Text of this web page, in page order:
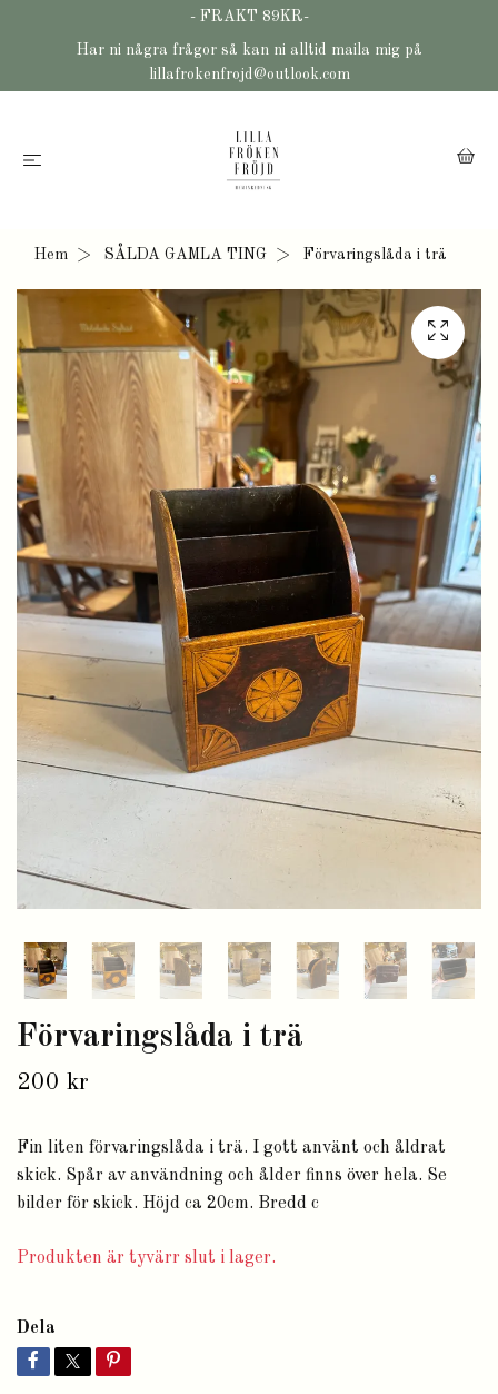
- FRAKT 89KR-
Har ni några frågor så kan ni alltid maila mig på
lillafrokenfrojd@outlook.com
Hem SÅLDA GAMLA TING Förvaringslåda i trä
Förvaringslåda i trä
200 kr
Fin liten förvaringslåda i trä. I gott använt och åldrat
skick. Spår av användning och ålder finns över hela. Se
bilder för skick. Höjd ca 20cm. Bredd c
Produkten är tyvärr slut i lager.
Dela